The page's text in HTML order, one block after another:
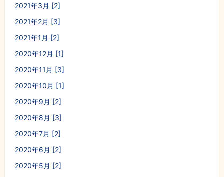
2021年3月 [2]
2021年2月 [3]
2021年1月 [2]
2020年12月 [1]
2020年11月 [3]
2020年10月 [1]
2020年9月 [2]
2020年8月 [3]
2020年7月 [2]
2020年6月 [2]
2020年5月 [2]